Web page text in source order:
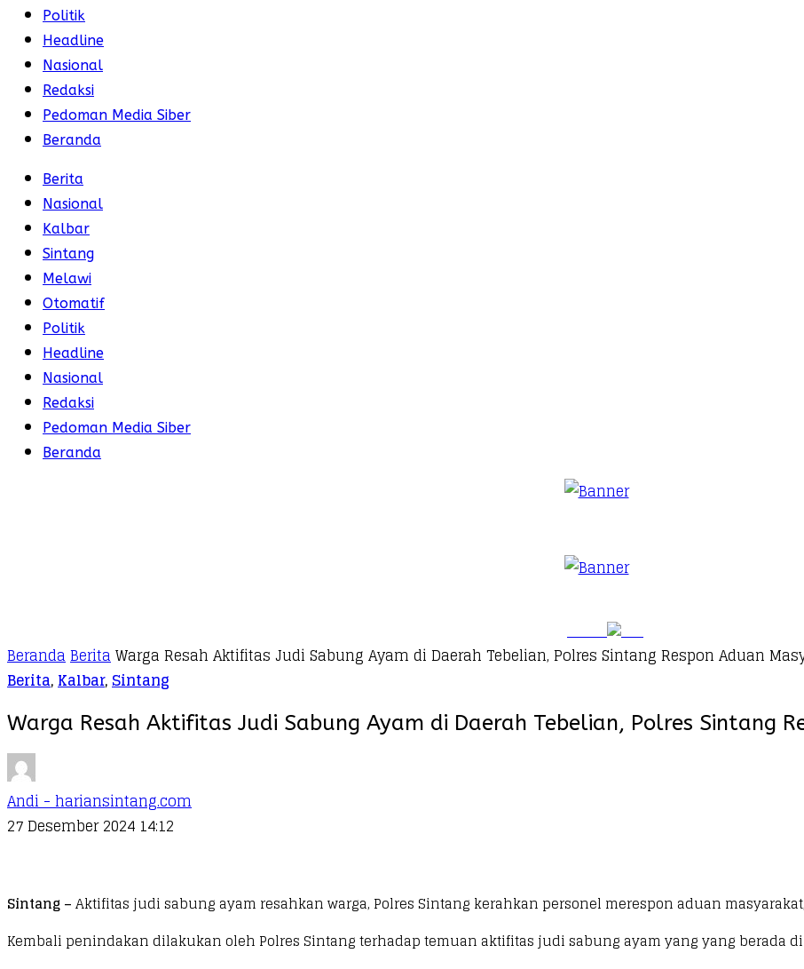
Politik
Headline
Nasional
Redaksi
Pedoman Media Siber
Beranda
Berita
Nasional
Kalbar
Sintang
Melawi
Otomatif
Politik
Headline
Nasional
Redaksi
Pedoman Media Siber
Beranda
BerandaBeritaWarga Resah Aktifitas Judi Sabung Ayam di Daerah Tebelian, Polres Sintang Respon Aduan
Berita,Kalbar,Sintang
Warga Resah Aktifitas Judi Sabung Ayam di Daerah Tebelian, Polres Sintang
Andi - hariansintang.com
27 Desember 2024 14:12
Sintang –Aktifitas judi sabung ayam resahkan warga, Polres Sintang kerahkan personel merespon aduan
Kembali penindakan dilakukan oleh Polres Sintang terhadap temuan aktifitas judi sabung ayam yang yang berada di